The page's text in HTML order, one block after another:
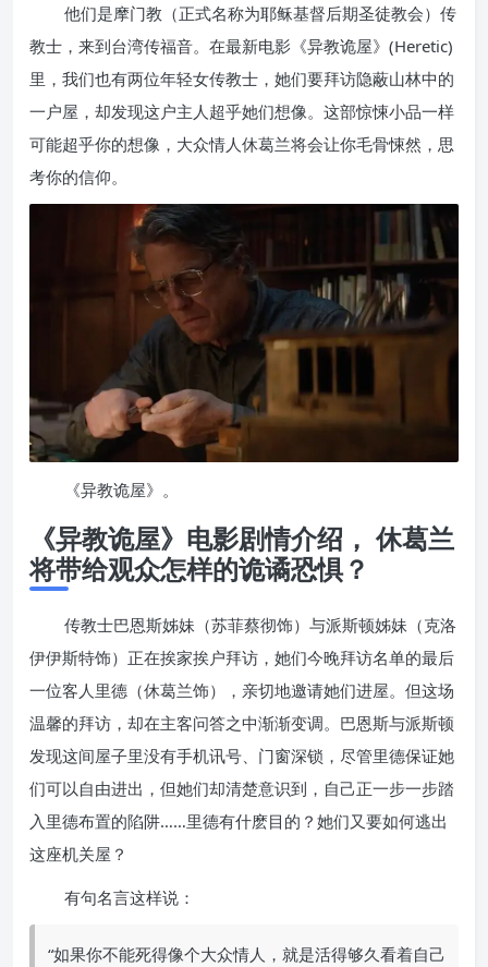
他们是摩门教（正式名称为耶稣基督后期圣徒教会）传
教士，来到台湾传福音。在最新电影《异教诡屋》(Heretic)
里，我们也有两位年轻女传教士，她们要拜访隐蔽山林中的
一户屋，却发现这户主人超乎她们想像。这部惊悚小品一样
可能超乎你的想像，大众情人休葛兰将会让你毛骨悚然，思
考你的信仰。
《异教诡屋》。
《异教诡屋》电影剧情介绍， 休葛兰
将带给观众怎样的诡谲恐惧？
传教士巴恩斯姊妹（苏菲蔡彻饰）与派斯顿姊妹（克洛
伊伊斯特饰）正在挨家挨户拜访，她们今晚拜访名单的最后
一位客人里德（休葛兰饰），亲切地邀请她们进屋。但这场
温馨的拜访，却在主客问答之中渐渐变调。巴恩斯与派斯顿
发现这间屋子里没有手机讯号、门窗深锁，尽管里德保证她
们可以自由进出，但她们却清楚意识到，自己正一步一步踏
入里德布置的陷阱……里德有什麽目的？她们又要如何逃出
这座机关屋？
有句名言这样说：
“如果你不能死得像个大众情人，就是活得够久看着自己